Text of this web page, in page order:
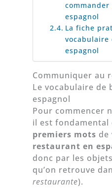
espagnol
La fiche
vocabulaire
espagnol
Communiquer au
Le vocabulaire de
espagnol
Pour commencer
il est fondamental
premiers mots de
restaurant en
donc par les
qu’on retrouve
restaurante).